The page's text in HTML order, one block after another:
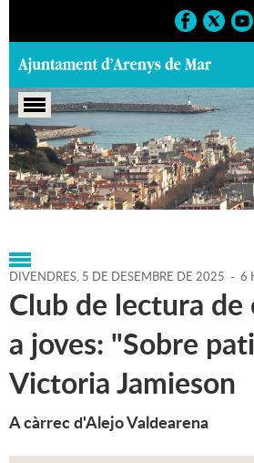
Portada > Agenda > 05-12-
2025 > Marcs > Culturals > 2025 >
DIVENDRES, 5 DE DESEMBRE DE 2025 - 6
Club de lectura de
a joves: "Sobre
Victoria Jamieson
A càrrec d'Alejo Valdearena